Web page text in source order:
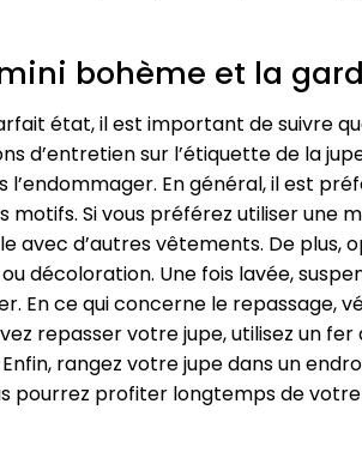
bohème et la
état, il est important de suivre
d’entretien sur l’étiquette de la
En général, il est
Si vous préférez utiliser une
avec d’autres vêtements. De plus,
décoloration. Une fois lavée,
En ce qui concerne le repassage,
repasser votre jupe, utilisez un
rangez votre jupe dans un
pourrez profiter longtemps de